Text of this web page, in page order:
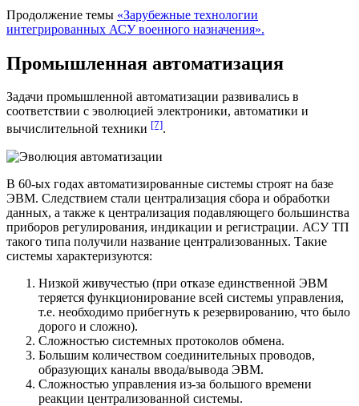
Продолжение темы «Зарубежные технологии
интегрированных АСУ военного назначения».
Промышленная автоматизация
Задачи промышленной автоматизации развивались в
соответствии с эволюцией электроники, автоматики и
вычислительной техники [7].
В 60-ых годах автоматизированные системы строят на базе
ЭВМ. Следствием стали централизация сбора и обработки
данных, а также к централизация подавляющего большинства
приборов регулирования, индикации и регистрации. АСУ ТП
такого типа получили название централизованных. Такие
системы характеризуются:
Низкой живучестью (при отказе единственной ЭВМ
теряется функционирование всей системы управления,
т.е. необходимо прибегнуть к резервированию, что было
дорого и сложно).
Сложностью системных протоколов обмена.
Большим количеством соединительных проводов,
образующих каналы ввода/вывода ЭВМ.
Сложностью управления из-за большого времени
реакции централизованной системы.